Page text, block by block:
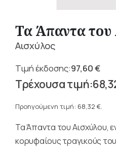
Τα Άπαντα του
Αισχύλος
97,60€
Original
price
97,60 €.
τρέχουσα
είναι:
68,32 €.
Προηγούμενη τιμή: 68,32 €.
Τα Άπαντα του Αισχύλου,
κορυφαίους τραγικούς